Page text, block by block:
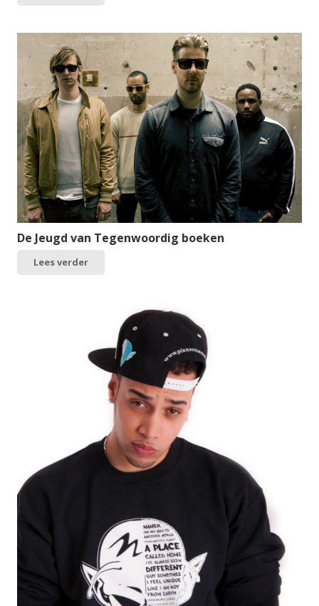
De Jeugd van Tegenwoordig boeken
Lees verder